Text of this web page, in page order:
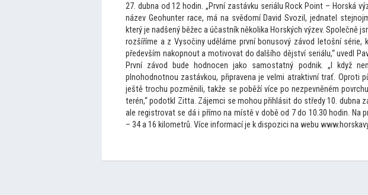
27. dubna od 12 hodin. „První zastávku seriálu Rock Point – Horská
název Geohunter race, má na svědomí David Svozil, jednatel
který je nadšený běžec a účastník několika Horských výzev. Společně
rozšíříme a z Vysočiny uděláme první bonusový závod letošní série,
především nakopnout a motivovat do dalšího dějství seriálu,“ uvedl
První závod bude hodnocen jako samostatný podnik. „I když
plnohodnotnou zastávkou, připravena je velmi atraktivní trať. Oproti
ještě trochu pozměnili, takže se poběží více po nezpevněném
terén,“ podotkl Zitta. Zájemci se mohou přihlásit do středy 10. dubna
ale registrovat se dá i přímo na místě v době od 7 do 10.30 hodin. Na
– 34 a 16 kilometrů. Více informací je k dispozici na webu